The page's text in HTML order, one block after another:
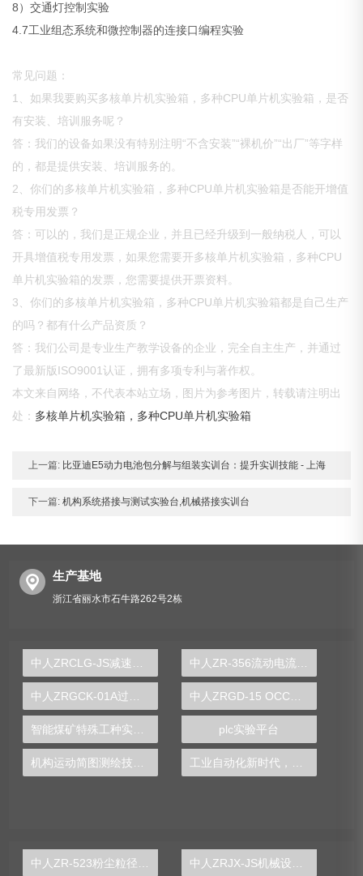
8）交通灯控制实验
4.7工业组态系统和微控制器的连接口编程实验
常见问题：
1、如果我要购买多核单片机实验箱，多种CPU单片机实验箱，是否
有安装、培训服务呢？
答：我们的设备如果没有特别注明“不含安装”“裸机价”“出厂”等字样
的，都是提供安装、培训服务的。
2、你们的多核单片机实验箱，多种CPU单片机实验箱是否能开增值
税专用发票？
答：可以的，我们是正规企业，并且已经升级到一般纳税人，可以
开具增值税专用发票，如果您需要开多核单片机实验箱，多种CPU
单片机实验箱的发票，您需要提供开票资料。
3、你们的多核单片机实验箱，多种CPU单片机实验箱都是自己生产
的吗？都有什么产品资质？
答：我们公司是专业生产教学设备的企业，完全自主生产，并通过
了最新版ISO9001认证，拥有多项专利与著作权。
本文来自网络，不代表本站立场，图片为参考图片，转载请注明出
处： 多核单片机实验箱，多种CPU单片机实验箱
上一篇: 比亚迪E5动力电池包分解与组装实训台：提升实训技能 - 上海
下一篇: 机构系统搭接与测试实验台,机械搭接实训台
生产基地
浙江省丽水市石牛路262号2栋
plc实验平台